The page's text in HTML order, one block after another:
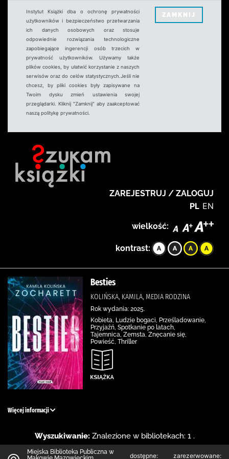
Instytut Książki dba o ochronę prywatności
użytkowników i bezpieczeństwo przetwarzania
ich danych osobowych oraz stosuje
odpowiednie rozwiązania technologiczne
zapobiegające ingerencji osób trzecich w
prywatność użytkowników. Używamy także
plików cookies, by ułatwić korzystanie z naszych
serwisów oraz do celów statystycznych.Jeśli nie
chcesz, by pliki cookies były zapisywane na
Twoim dysku zmień ustawienia swojej
przeglądarki. Kliknij "Zamknij" aby zaakceptować
naszą politykę prywatności.
ZAMKNIJ
ZAREJESTRUJ / ZALOGUJ
PL EN
wielkość:
kontrast:
Besties
KOLIŃSKA, KAMILA, MEDIA RODZINA
Rok wydania: 2025.
Kobieta, Ludzie bogaci, Prześladowanie,
Przyjaźń, Spotkanie po latach,
Tajemnica, Zemsta, Znęcanie się,
Powieść, Thriller
Więcej informacji
Wyszukiwanie: Znalezione w bibliotekach: 1 .
Miejska Biblioteka Publiczna w
dostępne: zarezerwowane: